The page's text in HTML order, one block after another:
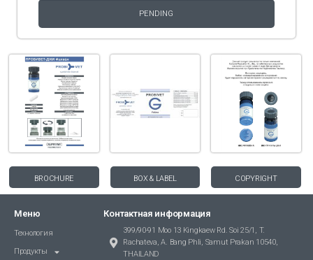
PENDING
BROCHURE BOX & LABEL COPYRIGHT
Меню
Технология
Продукты
Контактная информация
399/90-91 Moo 13 Kingkaew Rd. Soi 25/1, T.
Rachateva, A. Bang Phli, Samut Prakan 10540,
THAILAND